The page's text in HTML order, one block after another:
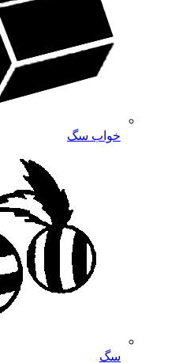
خواب سگ
سگ